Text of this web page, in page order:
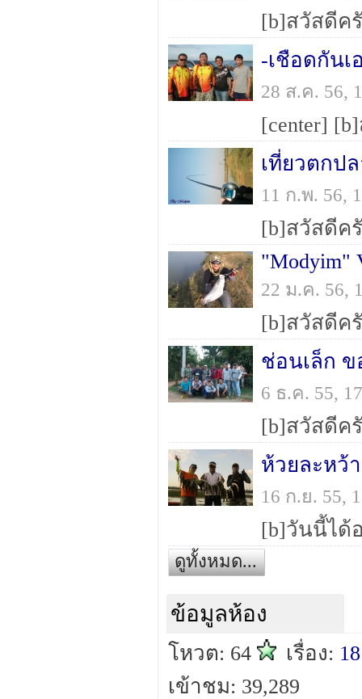
-เชือดกันเ
28 ส.ค. 56,
เที่ยวตกป
11 ก.พ. 56,
"Modyim"
22 ม.ค. 56,
ช่อนเล็ก
6 ธ.ค. 55,
ห้วยละหว้
16 ก.ย. 55,
ดูทั้งหมด...
ข้อมูลห้อง
โหวต: 64 เรื่อง: 18
เข้าชม: 39,289